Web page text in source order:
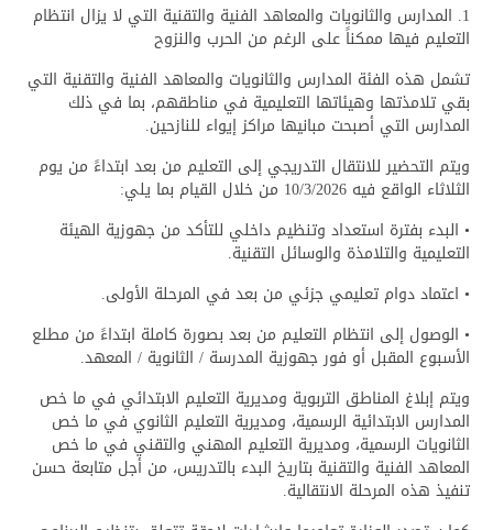
1. المدارس والثانويات والمعاهد الفنية والتقنية التي لا يزال انتظام
التعليم فيها ممكناً على الرغم من الحرب والنزوح
تشمل هذه الفئة المدارس والثانويات والمعاهد الفنية والتقنية التي
بقي تلامذتها وهيئاتها التعليمية في مناطقهم، بما في ذلك
المدارس التي أصبحت مبانيها مراكز إيواء للنازحين.
ويتم التحضير للانتقال التدريجي إلى التعليم من بعد ابتداءً من يوم
الثلاثاء الواقع فيه 10/3/2026 من خلال القيام بما يلي:
• البدء بفترة استعداد وتنظيم داخلي للتأكد من جهوزية الهيئة
التعليمية والتلامذة والوسائل التقنية.
• اعتماد دوام تعليمي جزئي من بعد في المرحلة الأولى.
• الوصول إلى انتظام التعليم من بعد بصورة كاملة ابتداءً من مطلع
الأسبوع المقبل أو فور جهوزية المدرسة / الثانوية / المعهد.
ويتم إبلاغ المناطق التربوية ومديرية التعليم الابتدائي في ما خص
المدارس الابتدائية الرسمية، ومديرية التعليم الثانوي في ما خص
الثانويات الرسمية، ومديرية التعليم المهني والتقني في ما خص
المعاهد الفنية والتقنية بتاريخ البدء بالتدريس، من أجل متابعة حسن
تنفيذ هذه المرحلة الانتقالية.